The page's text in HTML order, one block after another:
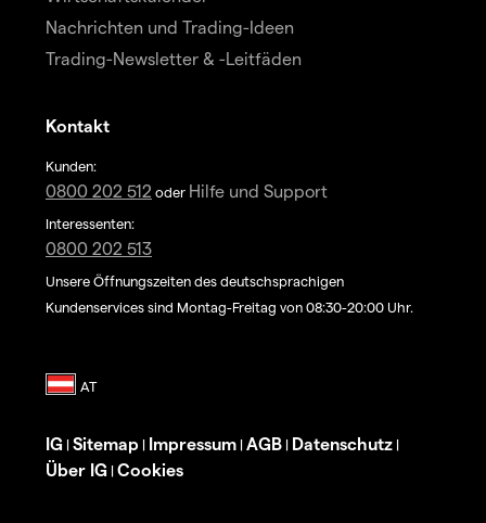
Nachrichten und Trading-Ideen
Trading-Newsletter & -Leitfäden
Kontakt
Kunden:
0800 202 512 oder Hilfe und Support
Interessenten:
0800 202 513
Unsere Öffnungszeiten des deutschsprachigen
Kundenservices sind Montag-Freitag von 08:30-20:00 Uhr.
IG | Sitemap | Impressum | AGB | Datenschutz |
Über IG | Cookies